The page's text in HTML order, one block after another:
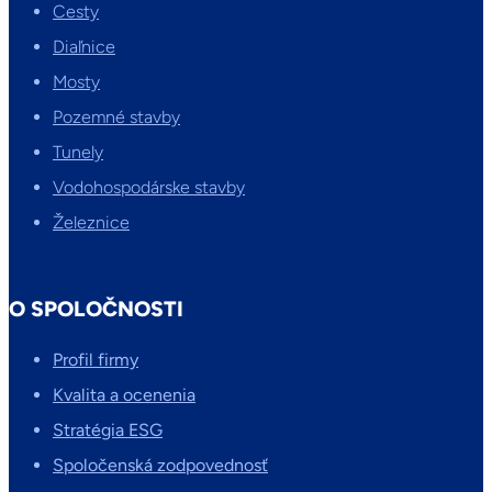
Cesty
Diaľnice
Mosty
Pozemné stavby
Tunely
Vodohospodárske stavby
Železnice
O SPOLOČNOSTI
Profil firmy
Kvalita a ocenenia
Stratégia ESG
Spoločenská zodpovednosť